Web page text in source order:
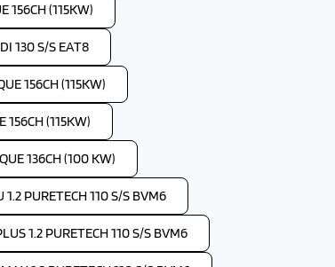
156CH (115KW)
130 S/S EAT8
156CH (115KW)
156CH (115KW)
136CH (100 KW)
PURETECH 110 S/S BVM6
1.2 PURETECH 110 S/S BVM6